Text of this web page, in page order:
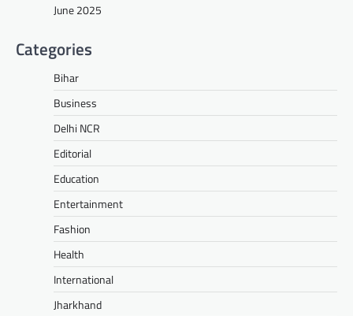
June 2025
Categories
Bihar
Business
Delhi NCR
Editorial
Education
Entertainment
Fashion
Health
International
Jharkhand